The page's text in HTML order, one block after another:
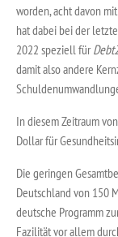
worden, acht davon
hat dabei bei der
2022 speziell für
damit also andere
In diesem Zeitraum
Dollar für
Die geringen
Deutschland von 150
deutsche Programm
Fazilität vor allem